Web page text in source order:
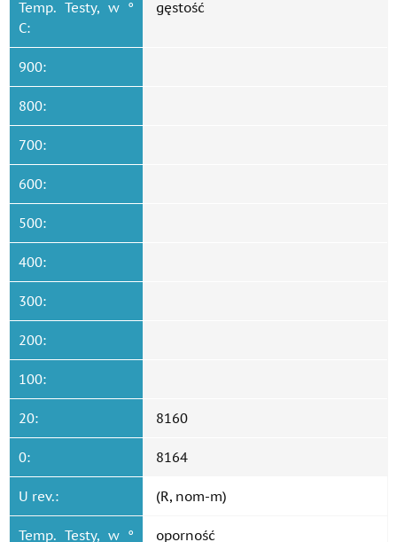
Temp. Testy, w °
C:
gęstość
900:
800:
700:
600:
500:
400:
300:
200:
100:
20: 8160
0: 8164
U rev.: (R, nom-m)
Temp. Testy, w °
oporność